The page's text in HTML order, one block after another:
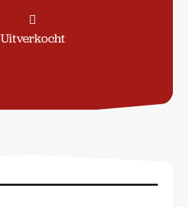
Uitverkocht